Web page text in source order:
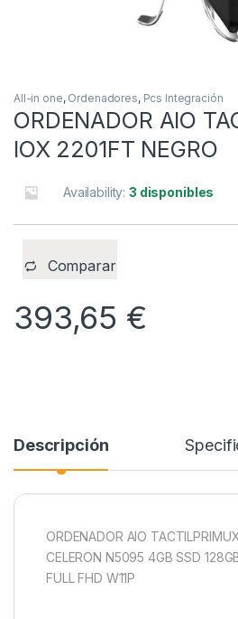
All-in one, Ordenadores, Pcs Integración
ORDENADOR AIO
IOX 2201FT NEGRO
Availability:3 disponibles
Comparar
393,65 €
Descripción
ORDENADOR AIO
CELERON N5095 4GB SSD
FULL FHD W11P